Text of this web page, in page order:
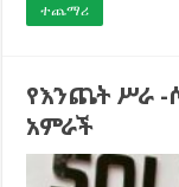
ተጨማሪ
የእንጨት ሥራ -
አምራች